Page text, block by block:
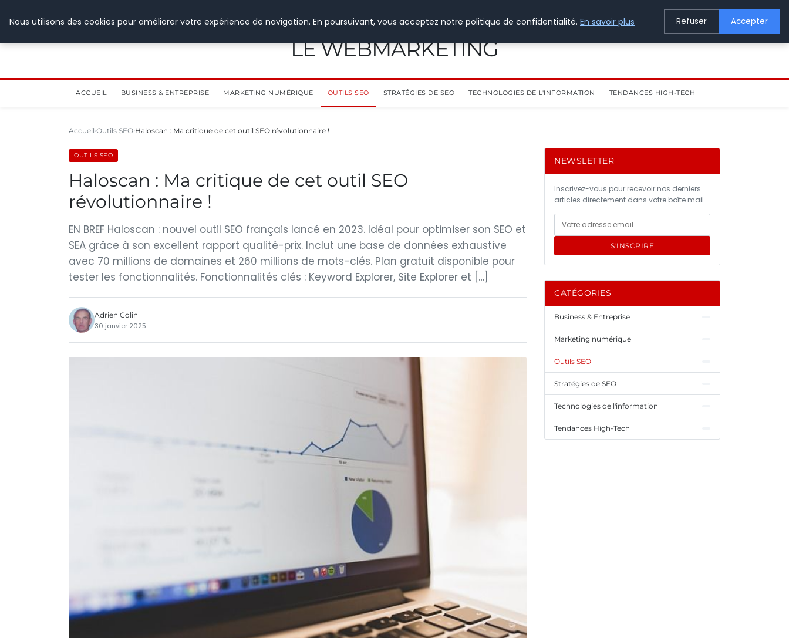
LE WEBMARKETING
ACCUEIL BUSINESS & ENTREPRISE MARKETING NUMÉRIQUE OUTILS SEO STRATÉGIES DE SEO TECHNOLOGIES DE L'INFORMATION TENDANCES HIGH-TECH
Accueil Outils SEO Haloscan : Ma critique de cet outil SEO révolutionnaire !
OUTILS SEO
Haloscan : Ma critique de cet outil SEO
révolutionnaire !
EN BREF Haloscan : nouvel outil SEO français lancé en 2023. Idéal pour optimiser son SEO et
SEA grâce à son excellent rapport qualité-prix. Inclut une base de données exhaustive
avec 70 millions de domaines et 260 millions de mots-clés. Plan gratuit disponible pour
tester les fonctionnalités. Fonctionnalités clés : Keyword Explorer, Site Explorer et […]
Adrien Colin
30 janvier 2025
NEWSLETTER
Inscrivez-vous pour recevoir nos derniers
articles directement dans votre boîte mail.
S'INSCRIRE
CATÉGORIES
Business & Entreprise
Marketing numérique
Outils SEO
Stratégies de SEO
Technologies de l'information
Tendances High-Tech
Nous utilisons des cookies pour améliorer votre expérience de navigation. En poursuivant, vous acceptez notre politique de confidentialité. En savoir plus Refuser Accepter